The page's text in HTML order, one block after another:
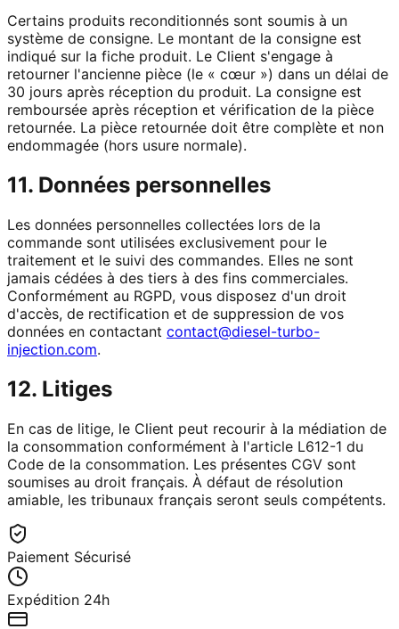
Certains produits reconditionnés sont soumis à un
système de consigne. Le montant de la consigne est
indiqué sur la fiche produit. Le Client s'engage à
retourner l'ancienne pièce (le « cœur ») dans un délai de
30 jours après réception du produit. La consigne est
remboursée après réception et vérification de la pièce
retournée. La pièce retournée doit être complète et non
endommagée (hors usure normale).
11. Données personnelles
Les données personnelles collectées lors de la
commande sont utilisées exclusivement pour le
traitement et le suivi des commandes. Elles ne sont
jamais cédées à des tiers à des fins commerciales.
Conformément au RGPD, vous disposez d'un droit
d'accès, de rectification et de suppression de vos
données en contactant contact@diesel-turbo-
injection.com.
12. Litiges
En cas de litige, le Client peut recourir à la médiation de
la consommation conformément à l'article L612-1 du
Code de la consommation. Les présentes CGV sont
soumises au droit français. À défaut de résolution
amiable, les tribunaux français seront seuls compétents.
Paiement Sécurisé
Expédition 24h